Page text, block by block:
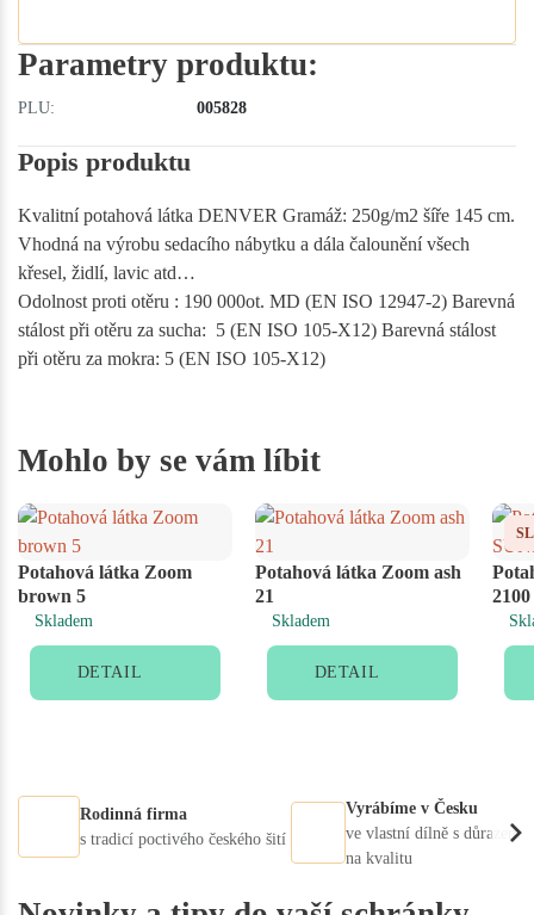
Parametry produktu:
PLU: 005828
Popis produktu
Kvalitní potahová látka DENVER Gramáž: 250g/m2 šíře 145 cm.
Vhodná na výrobu sedacího nábytku a dála čalounění všech
křesel, židlí, lavic atd…
Odolnost proti otěru : 190 000ot. MD (EN ISO 12947-2) Barevná
stálost při otěru za sucha: 5 (EN ISO 105-X12) Barevná stálost
při otěru za mokra: 5 (EN ISO 105-X12)
Mohlo by se vám líbit
Potahová látka Zoom
brown 5
Skladem
DETAIL
Potahová látka Zoom ash
21
Skladem
DETAIL
2100
Rodinná firma
s tradicí poctivého českého šití
Vyrábíme v Česku
ve vlastní dílně s důrazem
na kvalitu